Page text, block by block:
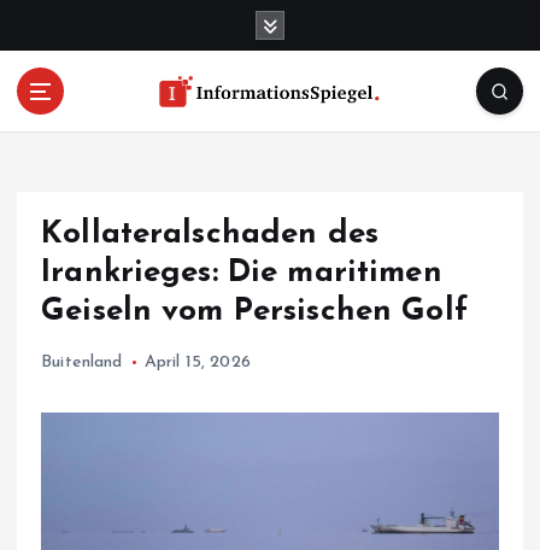
Kollateralschaden des
Irankrieges: Die maritimen
Geiseln vom Persischen Golf
Buitenland April 15, 2026